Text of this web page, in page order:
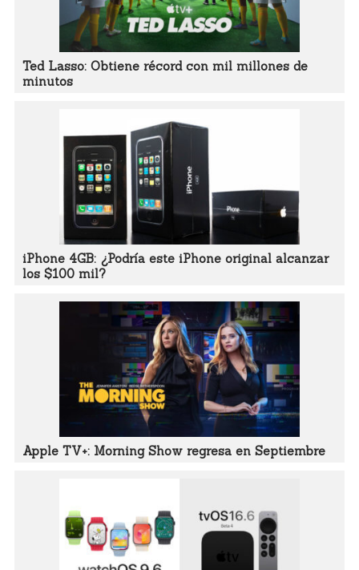
Ted Lasso: Obtiene récord con mil millones de
minutos
iPhone 4GB: ¿Podría este iPhone original alcanzar
los $100 mil?
Apple TV+: Morning Show regresa en Septiembre